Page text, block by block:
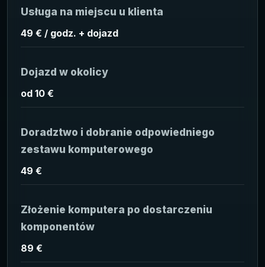
Usługa na miejscu u klienta
49 € / godz. + dojazd
Dojazd w okolicy
od 10 €
Doradztwo i dobranie odpowiedniego
zestawu komputerowego
49 €
Złożenie komputera po dostarczeniu
komponentów
89 €